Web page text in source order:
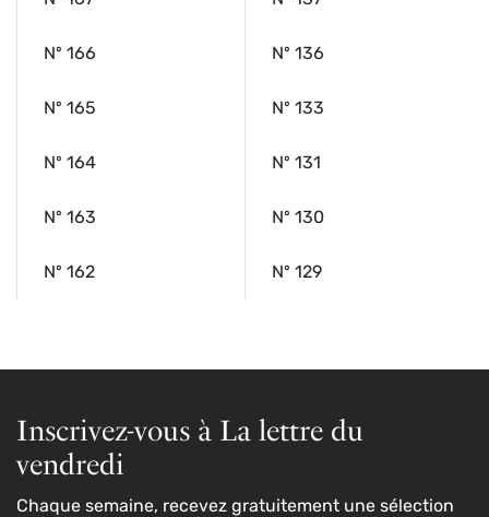
Nº 166
Nº 165
Nº 164
Nº 163
Nº 162
Nº 136
Nº 133
Nº 131
Nº 130
Nº 129
Inscrivez-vous à La lettre du
vendredi
Chaque semaine, recevez gratuitement une sélection